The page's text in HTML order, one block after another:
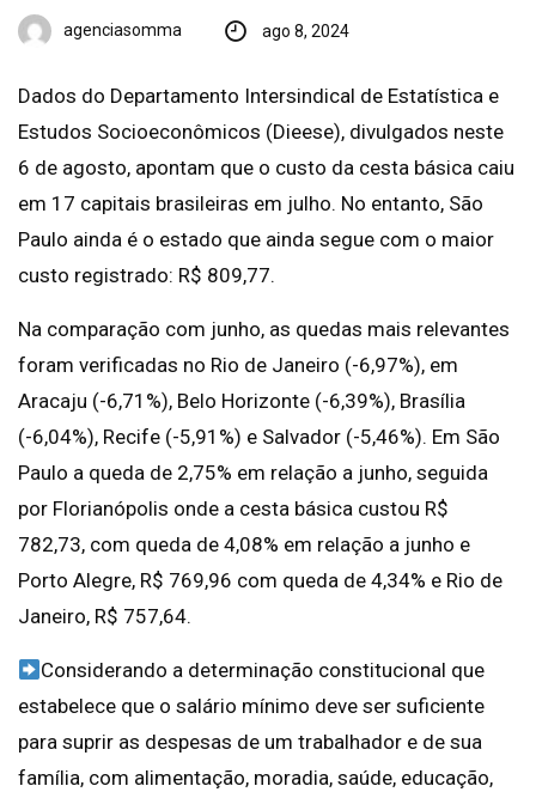
agenciasomma ago 8, 2024
Dados do Departamento Intersindical de Estatística e
Estudos Socioeconômicos (Dieese), divulgados neste
6 de agosto, apontam que o custo da cesta básica caiu
em 17 capitais brasileiras em julho. No entanto, São
Paulo ainda é o estado que ainda segue com o maior
custo registrado: R$ 809,77.
Na comparação com junho, as quedas mais relevantes
foram verificadas no Rio de Janeiro (-6,97%), em
Aracaju (-6,71%), Belo Horizonte (-6,39%), Brasília
(-6,04%), Recife (-5,91%) e Salvador (-5,46%). Em São
Paulo a queda de 2,75% em relação a junho, seguida
por Florianópolis onde a cesta básica custou R$
782,73, com queda de 4,08% em relação a junho e
Porto Alegre, R$ 769,96 com queda de 4,34% e Rio de
Janeiro, R$ 757,64.
Considerando a determinação constitucional que
estabelece que o salário mínimo deve ser suficiente
para suprir as despesas de um trabalhador e de sua
família, com alimentação, moradia, saúde, educação,